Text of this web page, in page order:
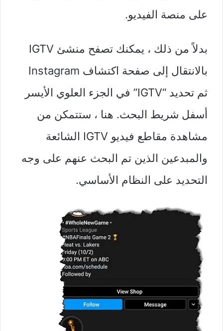
على منصة الفيديو.
بدلاً من ذلك ، يمكنك تصفح منشئ IGTV
بالانتقال إلى صفحة اكتشاف Instagram
ثم تحديد “IGTV” في الجزء العلوي الأيسر
أسفل شريط البحث. هنا ، ستتمكن من
مشاهدة مقاطع فيديو IGTV الشائعة
والمبدعين الذين تم البحث عنهم على وجه
التحديد على النظام الأساسي.